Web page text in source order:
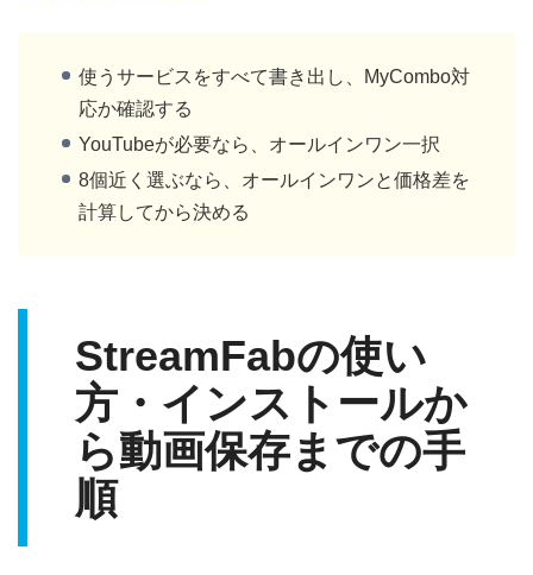
使うサービスをすべて書き出し、MyCombo対
応か確認する
YouTubeが必要なら、オールインワン一択
8個近く選ぶなら、オールインワンと価格差を
計算してから決める
StreamFabの使い
方・インストールか
ら動画保存までの手
順